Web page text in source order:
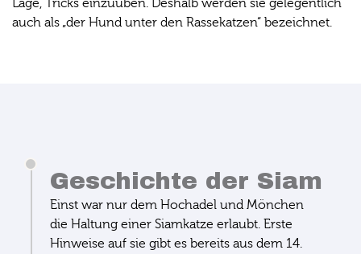
Lage, Tricks einzuüben. Deshalb werden sie gelegentlich
auch als „der Hund unter den Rassekatzen“ bezeichnet.
Geschichte der Siam
Einst war nur dem Hochadel und Mönchen
die Haltung einer Siamkatze erlaubt. Erste
Hinweise auf sie gibt es bereits aus dem 14.